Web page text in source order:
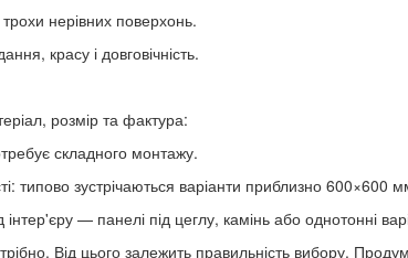
трохи нерівних поверхонь.
красу і довговічність.
розмір та фактура:
складного монтажу.
типово зустрічаються варіанти приблизно
— панелі під цеглу, камінь або однотонні
Від цього залежить правильність вибору.